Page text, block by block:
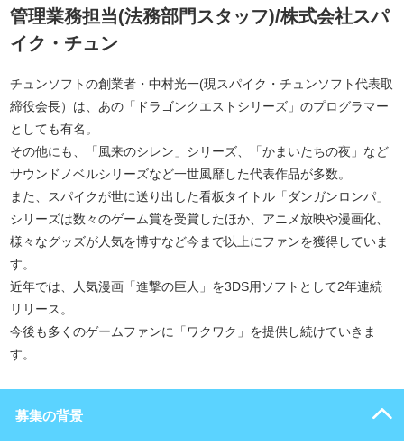
管理業務担当(法務部門スタッフ)/株式会社スパ
イク・チュン
チュンソフトの創業者・中村光一(現スパイク・チュンソフト代表取
締役会長）は、あの「ドラゴンクエストシリーズ」のプログラマー
としても有名。
その他にも、「風来のシレン」シリーズ、「かまいたちの夜」など
サウンドノベルシリーズなど一世風靡した代表作品が多数。
また、スパイクが世に送り出した看板タイトル「ダンガンロンパ」
シリーズは数々のゲーム賞を受賞したほか、アニメ放映や漫画化、
様々なグッズが人気を博すなど今まで以上にファンを獲得していま
す。
近年では、人気漫画「進撃の巨人」を3DS用ソフトとして2年連続
リリース。
今後も多くのゲームファンに「ワクワク」を提供し続けていきま
す。
募集の背景